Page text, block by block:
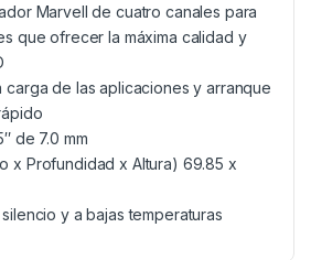
Marvell de cuatro canales para
que ofrecer la máxima calidad y
de las aplicaciones y arranque
de 7.0 mm
x Profundidad x Altura) 69.85 x
y a bajas temperaturas